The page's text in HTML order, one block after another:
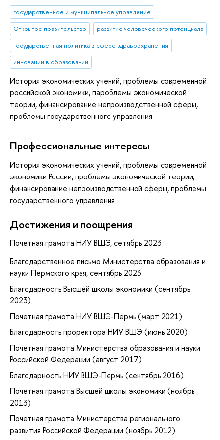
государственное и муниципальное управление
Открытое правительство
развитие человеческого потенциала
государственная политика в сфере здравоохранения
инновации в образовании
История экономических учений, проблемы современной
российской экономики, пароблемы экономической
теории, финансирование непроизводственной сферы,
проблемы государственного управления
Профессиональные интересы
История экономических учений, проблемы современной
экономики России, проблемы экономической теории,
финансирование непроизводственной сферы, проблемы
государственного управления
Достижения и поощрения
Почетная грамота НИУ ВШЭ, сетябрь 2023
Благодарственное письмо Министерства образования и
науки Пермского края, сентябрь 2023
Благодарность Высшей школы экономики (сентябрь
2023)
Почетная грамота НИУ ВШЭ-Пермь (март 2021)
Благодарность проректора НИУ ВШЭ (июнь 2020)
Почетная грамота Министерства образования и науки
Российской Федерации (август 2017)
Благодарность НИУ ВШЭ-Пермь (сентябрь 2016)
Почетная грамота Высшей школы экономики (ноябрь
2013)
Почетная грамота Министерства регионального
развития Российской Федерации (ноябрь 2012)